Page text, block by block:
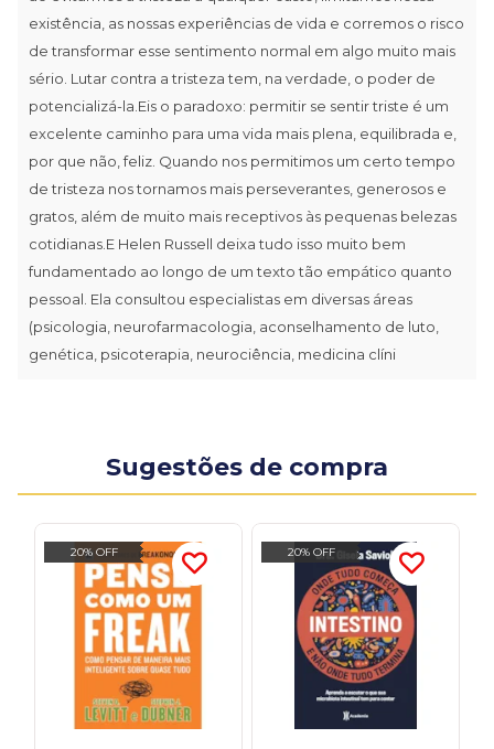
existência, as nossas experiências de vida e corremos o risco
de transformar esse sentimento normal em algo muito mais
sério. Lutar contra a tristeza tem, na verdade, o poder de
potencializá-la.Eis o paradoxo: permitir se sentir triste é um
excelente caminho para uma vida mais plena, equilibrada e,
por que não, feliz. Quando nos permitimos um certo tempo
de tristeza nos tornamos mais perseverantes, generosos e
gratos, além de muito mais receptivos às pequenas belezas
cotidianas.E Helen Russell deixa tudo isso muito bem
fundamentado ao longo de um texto tão empático quanto
pessoal. Ela consultou especialistas em diversas áreas
(psicologia, neurofarmacologia, aconselhamento de luto,
genética, psicoterapia, neurociência, medicina clíni
Sugestões de compra
20% OFF 20% OFF